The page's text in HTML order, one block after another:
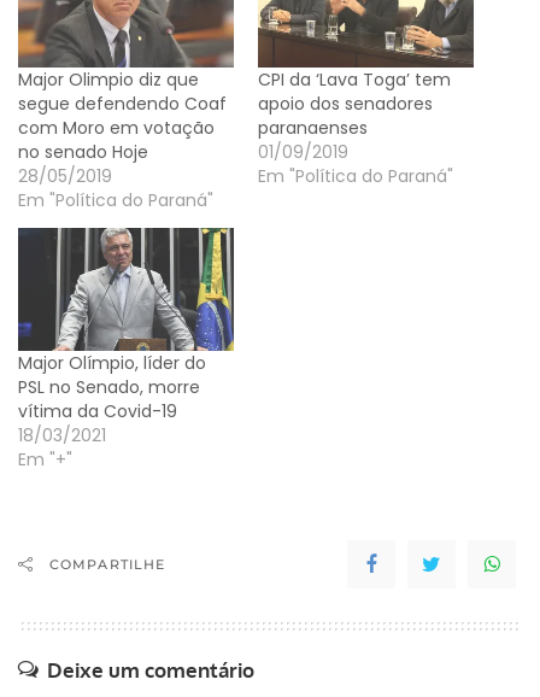
Major Olimpio diz que
segue defendendo Coaf
com Moro em votação
no senado Hoje
28/05/2019
Em "Política do Paraná"
CPI da ‘Lava Toga’ tem
apoio dos senadores
paranaenses
01/09/2019
Em "Política do Paraná"
Major Olímpio, líder do
PSL no Senado, morre
vítima da Covid-19
18/03/2021
Em "+"
COMPARTILHE
Deixe um comentário